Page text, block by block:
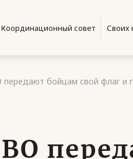
Координационный совет Своих
передают бойцам свой флаг и